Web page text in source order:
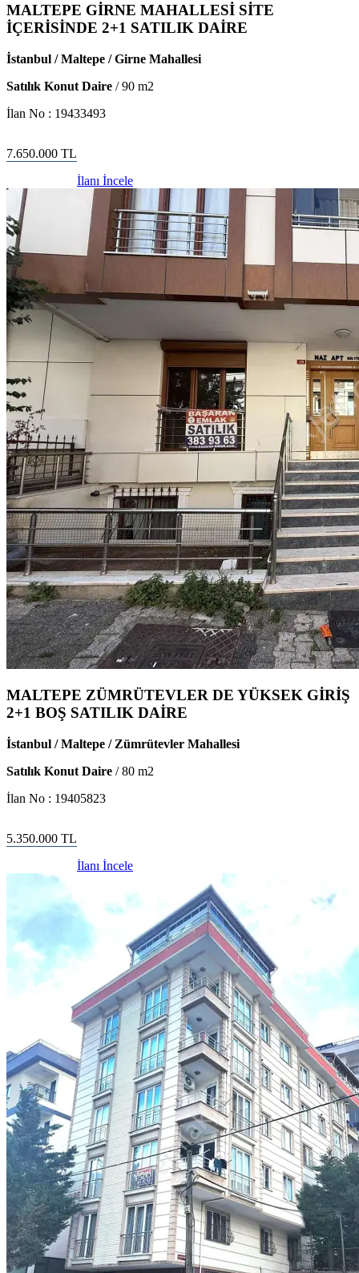
MALTEPE GİRNE MAHALLESİ SİTE
İÇERİSİNDE 2+1 SATILIK DAİRE
İstanbul / Maltepe / Girne Mahallesi
Satılık Konut Daire /90 m2
İlan No : 19433493
7.650.000 TL
İlanı İncele
MALTEPE ZÜMRÜTEVLER DE YÜKSEK GİRİŞ
2+1 BOŞ SATILIK DAİRE
İstanbul / Maltepe / Zümrütevler Mahallesi
Satılık Konut Daire /80 m2
İlan No : 19405823
5.350.000 TL
İlanı İncele